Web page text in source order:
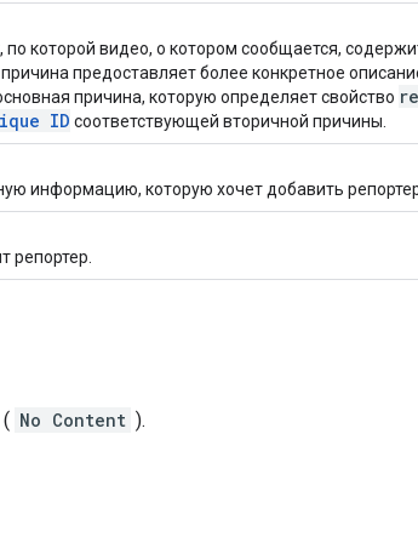
которой видео, о котором сообщается,
предоставляет более конкретное
причина, которую определяет свойство
ID соответствующей вторичной причины.
информацию, которую хочет добавить
репортер.
( No Content ).